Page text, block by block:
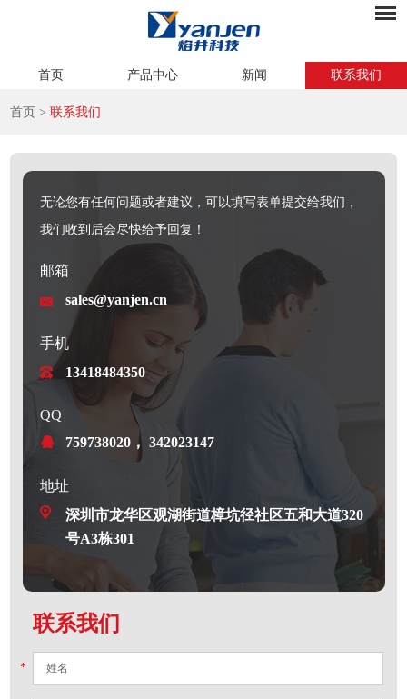
首页 产品中心 新闻 联系我们
首页 >联系我们
无论您有任何问题或者建议，可以填写表单提交给我们，
我们收到后会尽快给予回复！
邮箱
sales@yanjen.cn
手机
13418484350
QQ
759738020， 342023147
地址
深圳市龙华区观湖街道樟坑径社区五和大道320
号A3栋301
联系我们
*